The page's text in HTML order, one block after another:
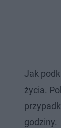
Jak
życia.
godziny.